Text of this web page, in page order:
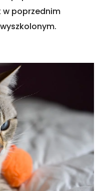
w poprzednim